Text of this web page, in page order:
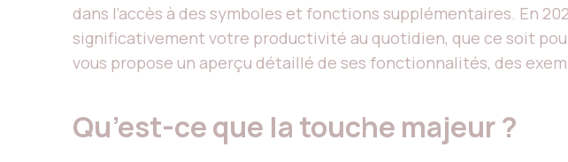
dans l’accès à des symboles et fonctions supplémentaires. En
significativement votre productivité au quotidien, que ce soit
vous propose un aperçu détaillé de ses fonctionnalités, des
Qu’est-ce que la touche majeur ?